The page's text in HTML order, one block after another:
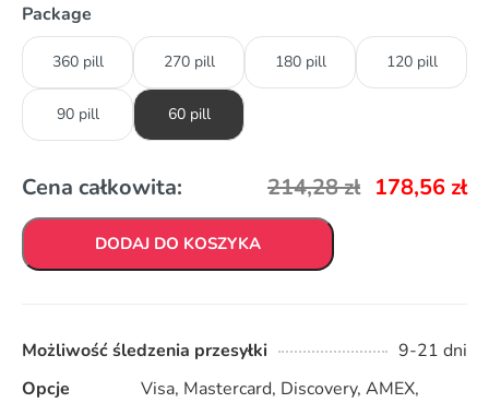
Package
360 pill 270 pill 180 pill 120 pill
90 pill 60 pill
Cena całkowita: 214,28zł 178,56 zł
DODAJ DO KOSZYKA
Możliwość śledzenia przesyłki
9-21 dni
Opcje
Visa, Mastercard, Discovery, AMEX,